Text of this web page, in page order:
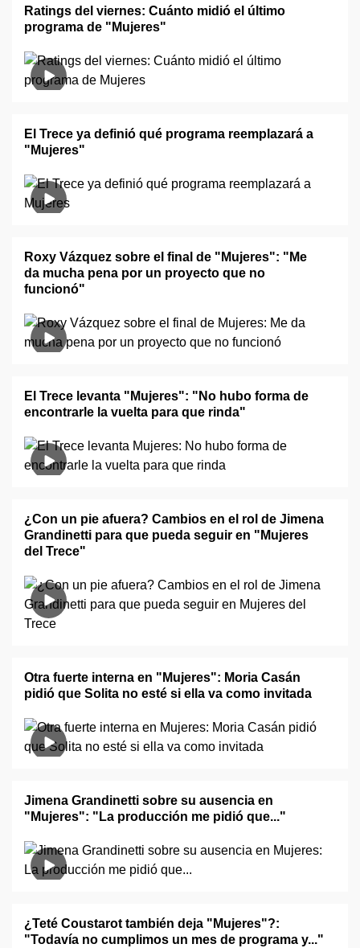
Ratings del viernes: Cuánto midió el último
programa de "Mujeres"
El Trece ya definió qué programa reemplazará a
"Mujeres"
Roxy Vázquez sobre el final de "Mujeres": "Me
da mucha pena por un proyecto que no
funcionó"
El Trece levanta "Mujeres": "No hubo forma de
encontrarle la vuelta para que rinda"
¿Con un pie afuera? Cambios en el rol de Jimena
Grandinetti para que pueda seguir en "Mujeres
del Trece"
Otra fuerte interna en "Mujeres": Moria Casán
pidió que Solita no esté si ella va como invitada
Jimena Grandinetti sobre su ausencia en
"Mujeres": "La producción me pidió que..."
¿Teté Coustarot también deja "Mujeres"?:
"Todavía no cumplimos un mes de programa y..."